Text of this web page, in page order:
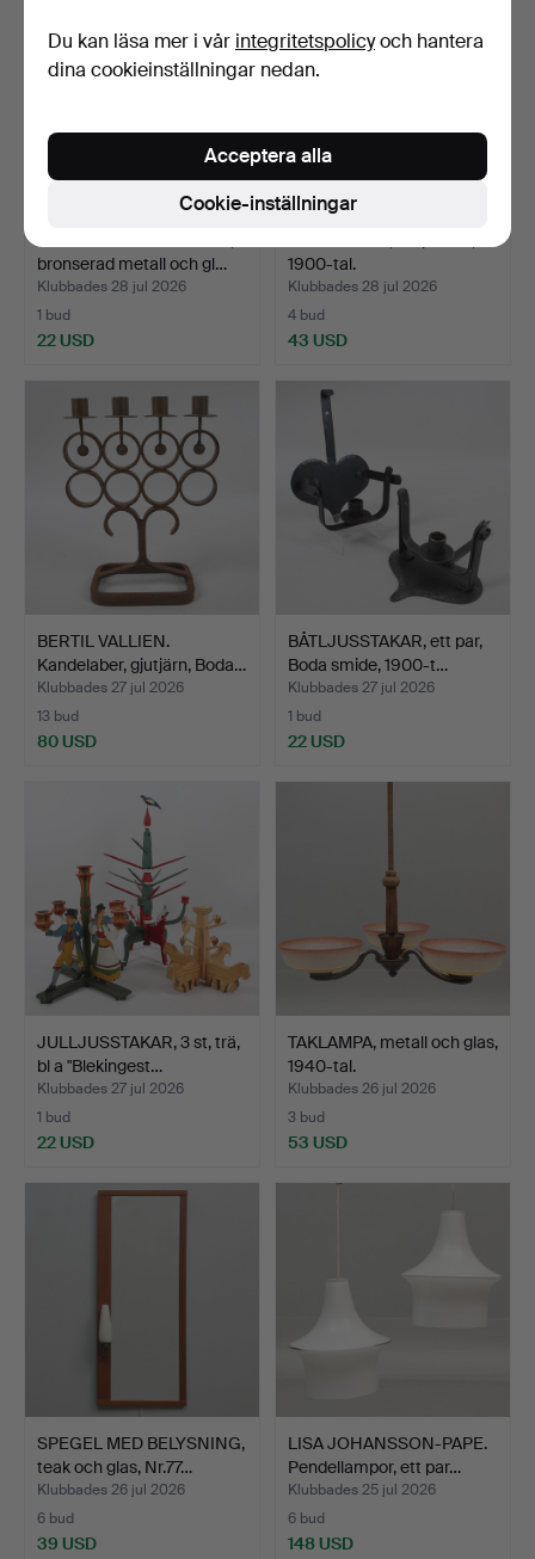
bronserad metall och gl…
Klubbades 28 jul 2026
1 bud
22 USD
1900-tal.
Klubbades 28 jul 2026
4 bud
43 USD
BERTIL VALLIEN.
Kandelaber, gjutjärn, Boda…
Klubbades 27 jul 2026
13 bud
80 USD
BÅTLJUSSTAKAR, ett par,
Boda smide, 1900-t…
Klubbades 27 jul 2026
1 bud
22 USD
JULLJUSSTAKAR, 3 st, trä,
bl a "Blekingest…
Klubbades 27 jul 2026
1 bud
22 USD
TAKLAMPA, metall och glas,
1940-tal.
Klubbades 26 jul 2026
3 bud
53 USD
SPEGEL MED BELYSNING,
teak och glas, Nr.77…
Klubbades 26 jul 2026
6 bud
39 USD
LISA JOHANSSON-PAPE.
Pendellampor, ett par…
Klubbades 25 jul 2026
6 bud
148 USD
Du kan läsa mer i vår integritetspolicyoch hantera
dina cookieinställningar nedan.
Cookie-inställningar
Acceptera alla